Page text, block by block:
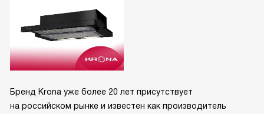
Бренд Krona уже более 20 лет присутствует
на российском рынке и известен как производитель